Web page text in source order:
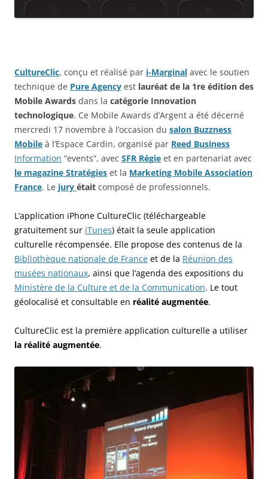
CultureClic, conçu et réalisé par i-Marginal avec le soutien
technique de Pure Agency est lauréat de la 1re édition des
Mobile Awards dans la catégorie Innovation
technologique. Ce Mobile Awards d’Argent a été décerné
mercredi 17 novembre à l’occasion du salon Buzzness
Mobile à l’Espace Cardin, organisé par Reed Business
Information “events”, avec SFR Régie et en partenariat avec
le magazine Stratégies et la Marketing Mobile Association
France. Le jury était composé de professionnels.
L’application iPhone CultureClic (téléchargeable
gratuitement sur iTunes) était la seule application
culturelle récompensée. Elle propose des contenus de la
Bibliothèque nationale de France et de la Réunion des
musées nationaux, ainsi que l’agenda des expositions du
Ministère de la Culture et de la Communication. Le tout
géolocalisé et consultable en réalité augmentée.
CultureClic est la première application culturelle a utiliser
la réalité augmentée.